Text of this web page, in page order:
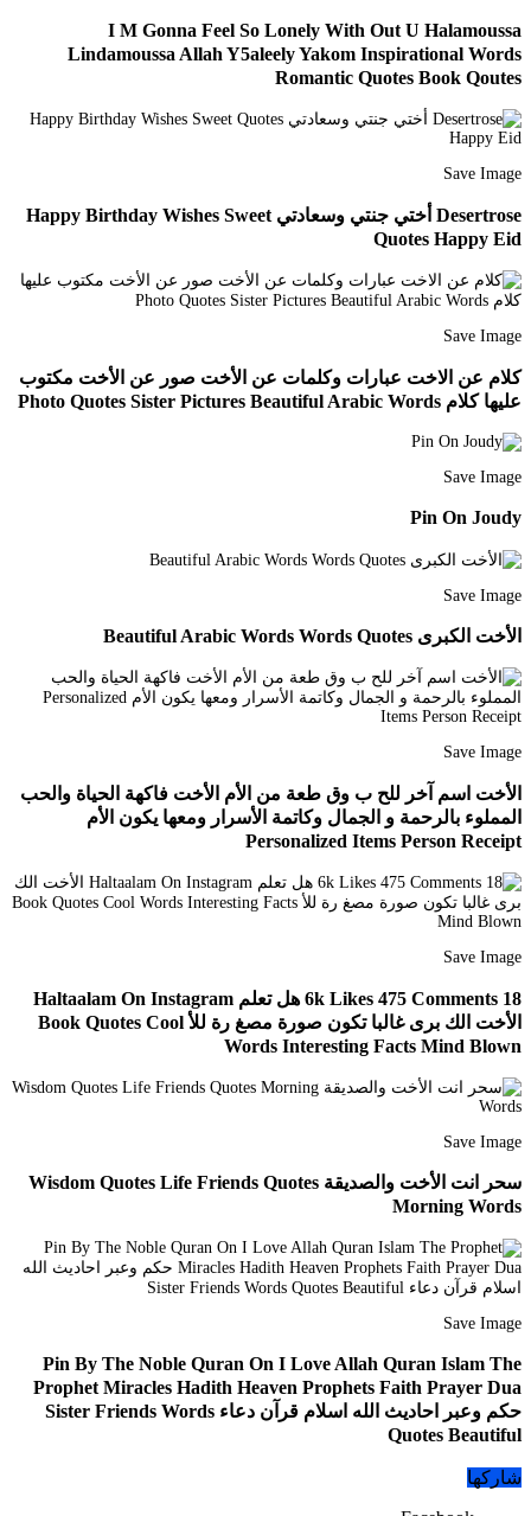
I M Gonna Feel So Lonely With Out U Halamoussa
Lindamoussa Allah Y5aleely Yakom Inspirational Words
Romantic Quotes Book Qoutes
Save Image
Desertrose أختي جنتي وسعادتي Happy Birthday Wishes Sweet
Quotes Happy Eid
Save Image
كلام عن الاخت عبارات وكلمات عن الأخت صور عن الأخت مكتوب
عليها كلام Photo Quotes Sister Pictures Beautiful Arabic Words
Save Image
Pin On Joudy
Save Image
الأخت الكبرى Beautiful Arabic Words Words Quotes
Save Image
الأخت اسم آخر للح ب وق طعة من الأم الأخت فاكهة الحياة والحب
المملوء بالرحمة و الجمال وكاتمة الأسرار ومعها يكون الأم
Personalized Items Person Receipt
Save Image
18 6k Likes 475 Comments هل تعلم Haltaalam On Instagram
الأخت الك برى غالبا تكون صورة مصغ رة للأ Book Quotes Cool
Words Interesting Facts Mind Blown
Save Image
سحر انت الأخت والصديقة Wisdom Quotes Life Friends Quotes
Morning Words
Save Image
Pin By The Noble Quran On I Love Allah Quran Islam The
Prophet Miracles Hadith Heaven Prophets Faith Prayer Dua
حكم وعبر احاديث الله اسلام قرآن دعاء Sister Friends Words
Quotes Beautiful
شاركها